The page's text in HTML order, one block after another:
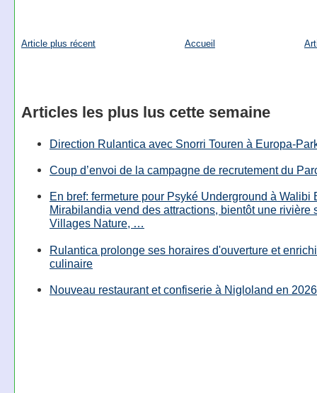
Article plus récent Accueil
Articles les plus lus cette semaine
Direction Rulantica avec Snorri Touren à Europa-
Coup d’envoi de la campagne de recrutement du
En bref: fermeture pour Psyké Underground à Walibi
Mirabilandia vend des attractions, bientôt une rivière
Villages Nature, …
Rulantica prolonge ses horaires d'ouverture et
culinaire
Nouveau restaurant et confiserie à Nigloland en 2026